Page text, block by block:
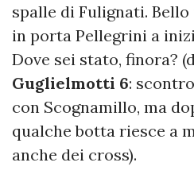
spalle di Fulignati.
in porta Pellegrini a
Dove sei stato, finora?
Guglielmotti 6:
con Scognamillo, ma
qualche botta riesce a
anche dei cross).